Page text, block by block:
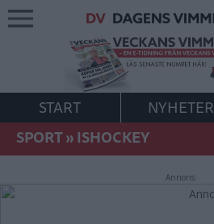
START NYHETER
SPORT»ISHOCKEY
Annons: